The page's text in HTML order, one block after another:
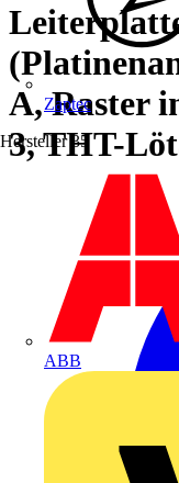
Zaptec
Hersteller 35
ABB
A, Raster
3, THT-